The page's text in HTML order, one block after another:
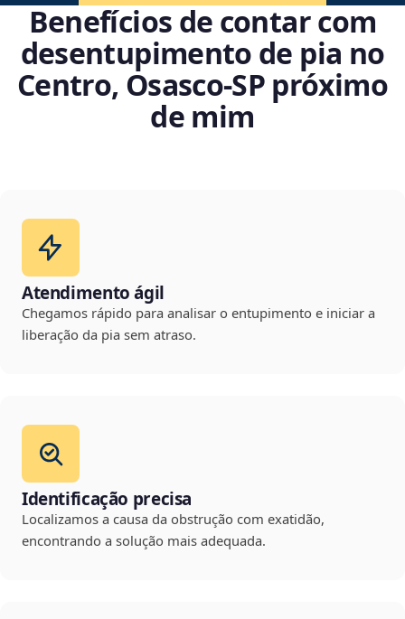
Benefícios de contar com
desentupimento de pia no
Centro, Osasco‑SP próximo
de mim
Atendimento ágil
Chegamos rápido para analisar o entupimento e iniciar a
liberação da pia sem atraso.
Identificação precisa
Localizamos a causa da obstrução com exatidão,
encontrando a solução mais adequada.